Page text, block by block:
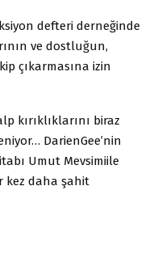
defteri derneğinde
ve dostluğun,
çıkarmasına izin
kırıklıklarını biraz
DarienGee’nin
Umut Mevsimiile
kez daha şahit